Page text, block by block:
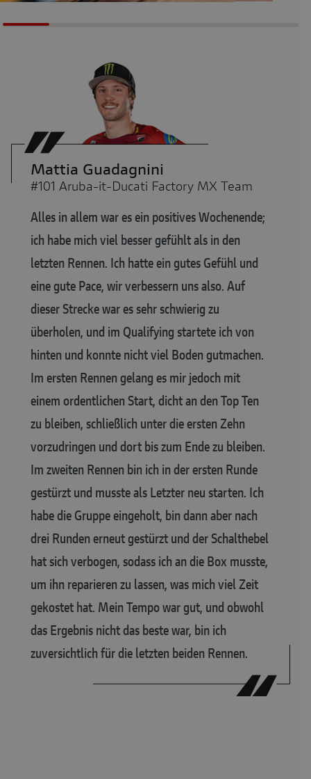
Mattia Guadagnini
#101 Aruba-it-Ducati Factory MX Team
Alles in allem war es ein positives Wochenende;
ich habe mich viel besser gefühlt als in den
letzten Rennen. Ich hatte ein gutes Gefühl und
eine gute Pace, wir verbessern uns also. Auf
dieser Strecke war es sehr schwierig zu
überholen, und im Qualifying startete ich von
hinten und konnte nicht viel Boden gutmachen.
Im ersten Rennen gelang es mir jedoch mit
einem ordentlichen Start, dicht an den Top Ten
zu bleiben, schließlich unter die ersten Zehn
vorzudringen und dort bis zum Ende zu bleiben.
Im zweiten Rennen bin ich in der ersten Runde
gestürzt und musste als Letzter neu starten. Ich
habe die Gruppe eingeholt, bin dann aber nach
drei Runden erneut gestürzt und der Schalthebel
hat sich verbogen, sodass ich an die Box musste,
um ihn reparieren zu lassen, was mich viel Zeit
gekostet hat. Mein Tempo war gut, und obwohl
das Ergebnis nicht das beste war, bin ich
zuversichtlich für die letzten beiden Rennen.